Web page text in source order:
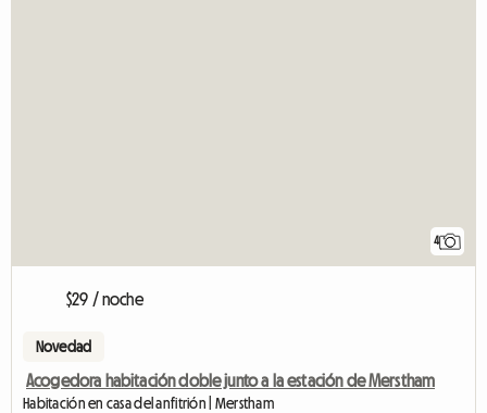
4
$29 / noche
Novedad
Acogedora habitación doble junto a la estación de Merstham
Habitación en casa del anfitrión | Merstham